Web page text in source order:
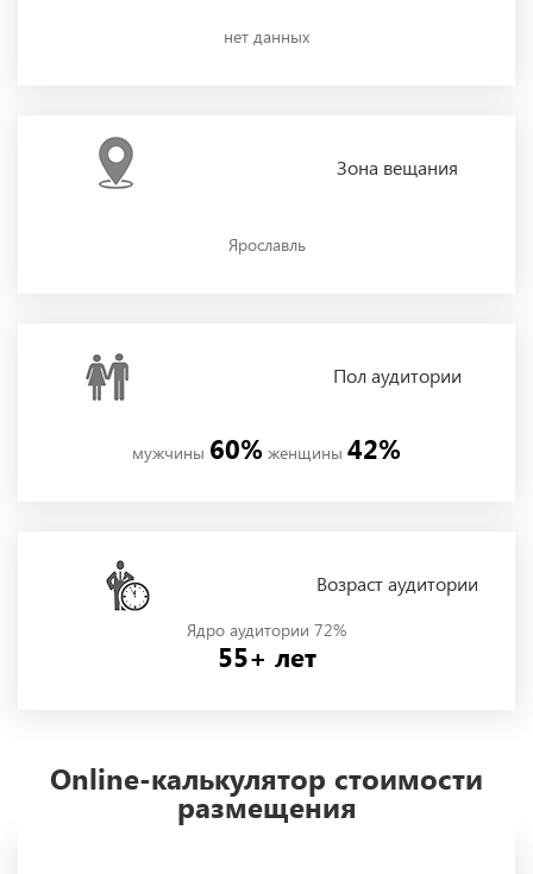
нет данных
Зона вещания
Ярославль
Полаудитории
мужчины 60% женщины 42%
Возраст аудитории
Ядро аудитории 72%
55+ лет
Online-калькулятор стоимости
размещения